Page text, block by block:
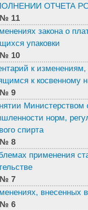
ОТЧЕТА
№ 11
закона о
упаковки
№ 10
к
к косвенному
№ 9
Министерством
норм,
спирта
№ 8
применения
№ 7
внесенных
№ 6